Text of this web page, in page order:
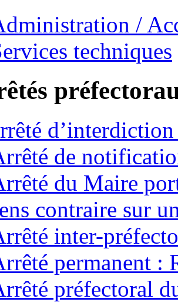
/
techniques
de
du Maire
contraire sur
inter-
permanent :
préfectoral